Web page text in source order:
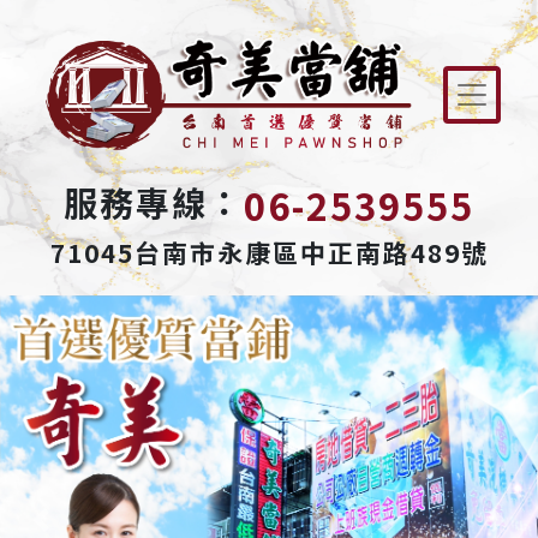
服務專線： 06-2539555
71045台南市永康區中正南路489號
Previous Next